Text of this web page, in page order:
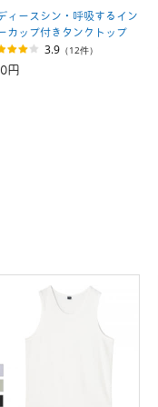
ィースシン・呼吸するイン
カップ付きタンクトップ
3.9 （12件）
円